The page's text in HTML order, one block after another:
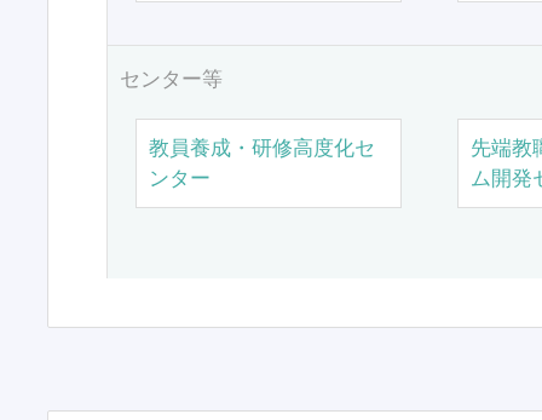
センター等
教員養成・研修高度化セ
ンター
先端教
ム開発